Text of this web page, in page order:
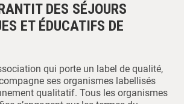
DES SÉJOURS
ET ÉDUCATIFS DE
qui porte un label de qualité,
ses organismes labellisés
qualitatif. Tous les organismes